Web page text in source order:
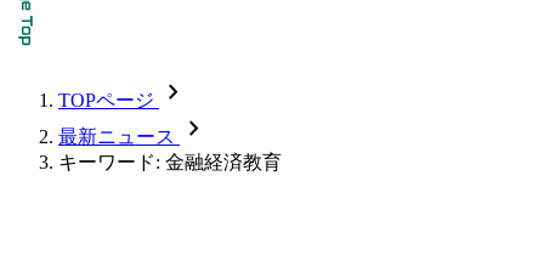
TOPページ chevron_forward
最新ニュース chevron_forward
キーワード: 金融経済教育